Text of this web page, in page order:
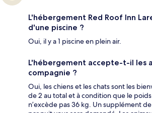
L'hébergement Red Roof Inn
d'une piscine ?
Oui, il y a 1 piscine en plein air.
L'hébergement accepte-t-il les
compagnie ?
Oui, les chiens et les chats sont les
de 2 au total et à condition que le
n’excède pas 36 kg. Un supplément